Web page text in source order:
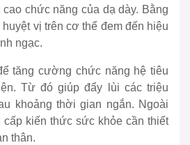
cao chức năng của dạ dày. Bằng
vị trên cơ thể đem đến hiệu
ngạc.
tăng cường chức năng hệ tiêu
Từ đó giúp đẩy lùi các triệu
khoảng thời gian ngắn. Ngoài
cấp kiến thức sức khỏe cần thiết
thân.